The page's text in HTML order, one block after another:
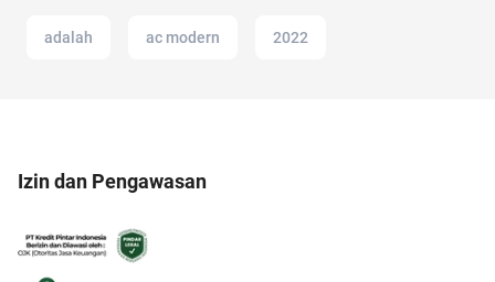
adalah ac modern 2022
Izin dan Pengawasan